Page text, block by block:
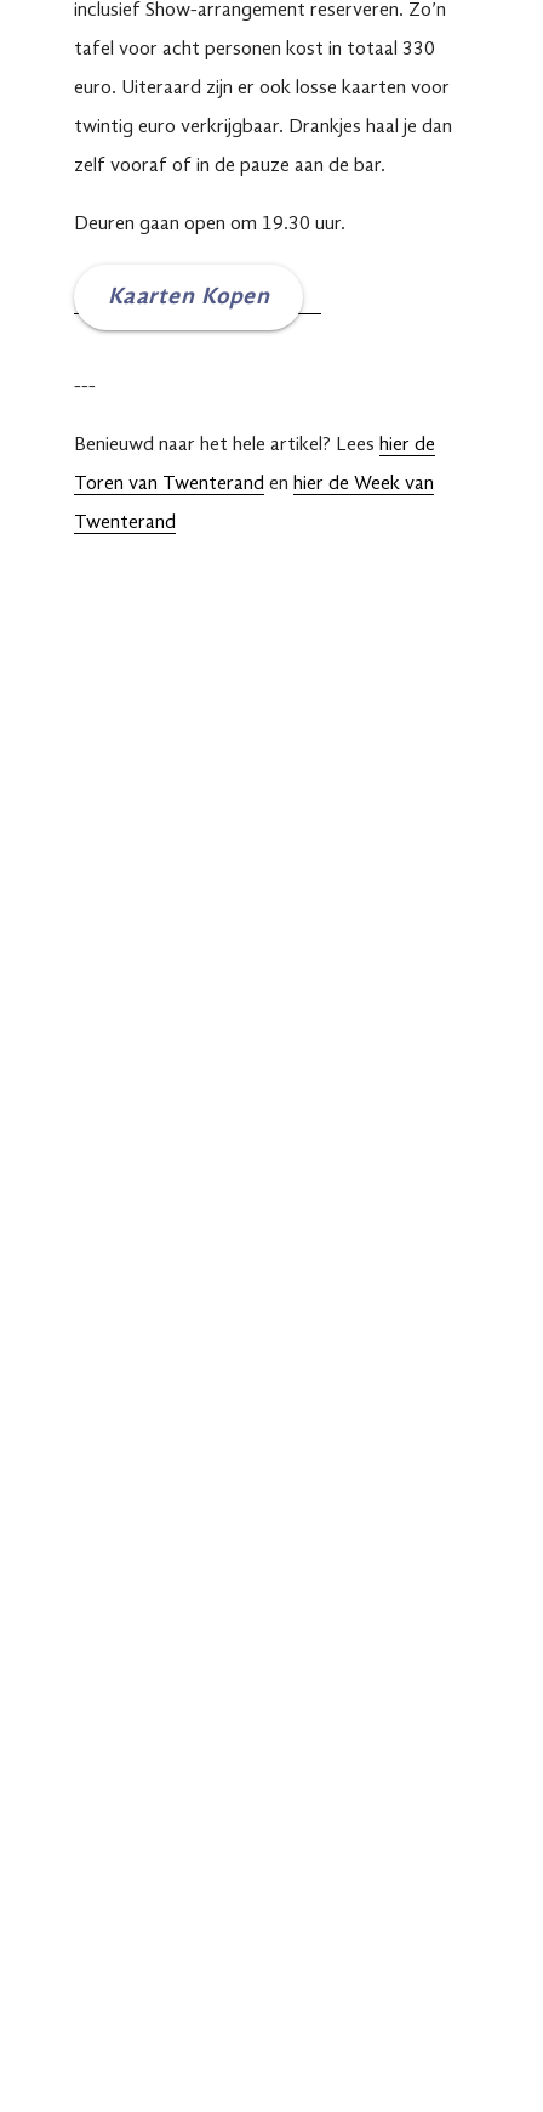
inclusief Show-arrangement reserveren. Zo’n
tafel voor acht personen kost in totaal 330
euro. Uiteraard zijn er ook losse kaarten voor
twintig euro verkrijgbaar. Drankjes haal je dan
zelf vooraf of in de pauze aan de bar.
Deuren gaan open om 19.30 uur.
Kaarten Kopen
---
Benieuwd naar het hele artikel? Lees hier de
Toren van Twenterand en hier de Week van
Twenterand